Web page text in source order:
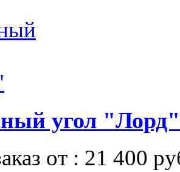
угол "Лорд"
от : 21 400